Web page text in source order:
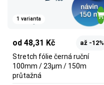
1 varianta
od 48,31 Kč až -12%
Stretch fólie černá ruční
100mm / 23µm / 150m
průtažná